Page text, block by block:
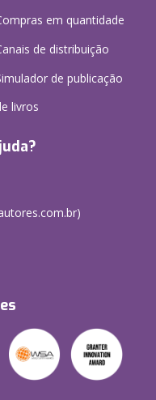
em quantidade
de distribuição
de publicação
livros